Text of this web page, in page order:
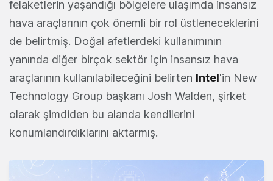
felaketlerin yaşandığı bölgelere ulaşımda insansız
hava araçlarının çok önemli bir rol üstleneceklerini
de belirtmiş. Doğal afetlerdeki kullanımının
yanında diğer birçok sektör için insansız hava
araçlarının kullanılabileceğini belirten Intel'in New
Technology Group başkanı Josh Walden, şirket
olarak şimdiden bu alanda kendilerini
konumlandırdıklarını aktarmış.